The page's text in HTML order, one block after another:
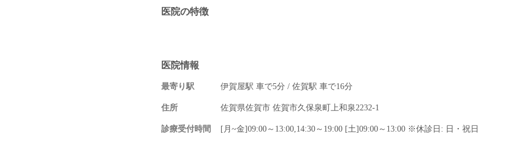
医院の特徴
医院情報
最寄り駅 伊賀屋駅 車で5分 佐賀駅 車で16分
住所 佐賀県佐賀市 佐賀市久保泉町上和泉2232-1
診療受付時間 [月~金]09:00～13:00,14:30～19:00 [土]09:00～13:00 ※休診日: 日・祝日